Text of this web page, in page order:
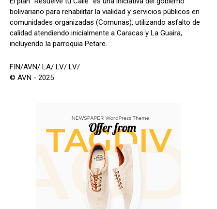
bolivariano para rehabilitar la vialidad y servicios públicos en
comunidades organizadas (Comunas), utilizando asfalto de
calidad atendiendo inicialmente a Caracas y La Guaira,
incluyendo la parroquia Petare.
FIN/AVN/ LA/ LV/ LV/
© AVN - 2025